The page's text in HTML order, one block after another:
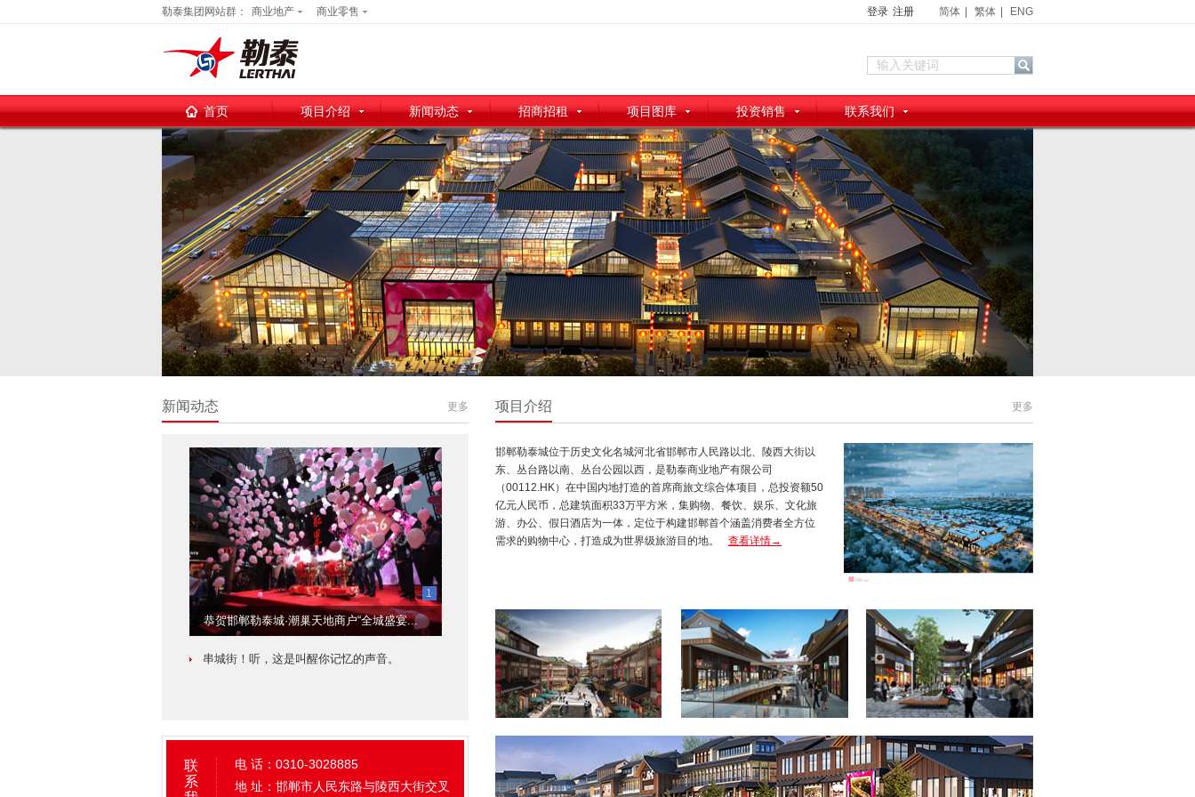
勒泰集团网站群： 商业地产 商业零售 登录 注册 简体 繁体 ENG
首页 项目介绍 新闻动态 招商招租 项目图库 投资销售 联系我们
新闻动态 更多
恭贺邯郸勒泰城·潮巢天地商户“全城盛宴...
1
串城街！听，这是叫醒你记忆的声音。
联
系
电 话：0310-3028885
地 址：邯郸市人民东路与陵西大街交叉
项目介绍 更多
邯郸勒泰城位于历史文化名城河北省邯郸市人民路以北、陵西大街以
东、丛台路以南、丛台公园以西，是勒泰商业地产有限公司
（00112.HK）在中国内地打造的首席商旅文综合体项目，总投资额50
亿元人民币，总建筑面积33万平方米，集购物、餐饮、娱乐、文化旅
游、办公、假日酒店为一体，定位于构建邯郸首个涵盖消费者全方位
需求的购物中心，打造成为世界级旅游目的地。
查看详情→